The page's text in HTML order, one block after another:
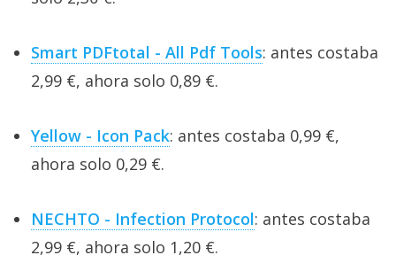
Smart PDFtotal - All Pdf Tools: antes costaba
2,99 €, ahora solo 0,89 €.
Yellow - Icon Pack: antes costaba 0,99 €,
ahora solo 0,29 €.
NECHTO - Infection Protocol: antes costaba
2,99 €, ahora solo 1,20 €.